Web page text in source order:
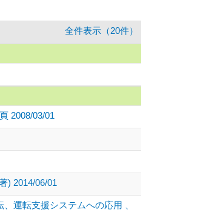
全件表示（20件）
2008/03/01
) 2014/06/01
運転支援システムへの応用 、